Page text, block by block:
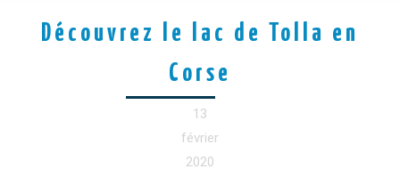
Découvrez le lac de Tolla en
Corse
13
février
2020